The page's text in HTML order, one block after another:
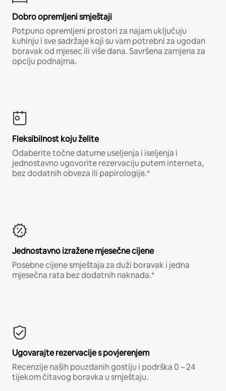
Dobro opremljeni smještaji
Potpuno opremljeni prostori za najam uključuju
kuhinju i sve sadržaje koji su vam potrebni za ugodan
boravak od mjesec ili više dana. Savršena zamjena za
opciju podnajma.
Fleksibilnost koju želite
Odaberite točne datume useljenja i iseljenja i
jednostavno ugovorite rezervaciju putem interneta,
bez dodatnih obveza ili papirologije.*
Jednostavno izražene mjesečne cijene
Posebne cijene smještaja za duži boravak i jedna
mjesečna rata bez dodatnih naknada.*
Ugovarajte rezervacije s povjerenjem
Recenzije naših pouzdanih gostiju i podrška 0 – 24
tijekom čitavog boravka u smještaju.